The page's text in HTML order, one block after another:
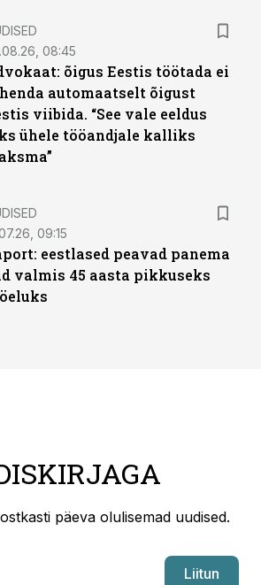
08:45
õigus Eestis töötada ei
automaatselt õigust
viibida. “See vale eeldus
ühele tööandjale kalliks
09:15
eestlased peavad panema
valmis 45 aasta pikkuseks
päeva olulisemad uudised.
Liitun